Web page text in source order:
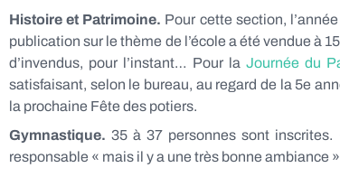
Histoire et Patrimoine. Pour cette section,
publication sur le thème de l’école a été vendue à
d’invendus, pour l’instant… Pour laJournée du
satisfaisant, selon le bureau, au regard de la 5e
la prochaine Fête des potiers.
Gymnastique. 35 à 37 personnes sont
responsable « mais il y a une très bonne ambiance